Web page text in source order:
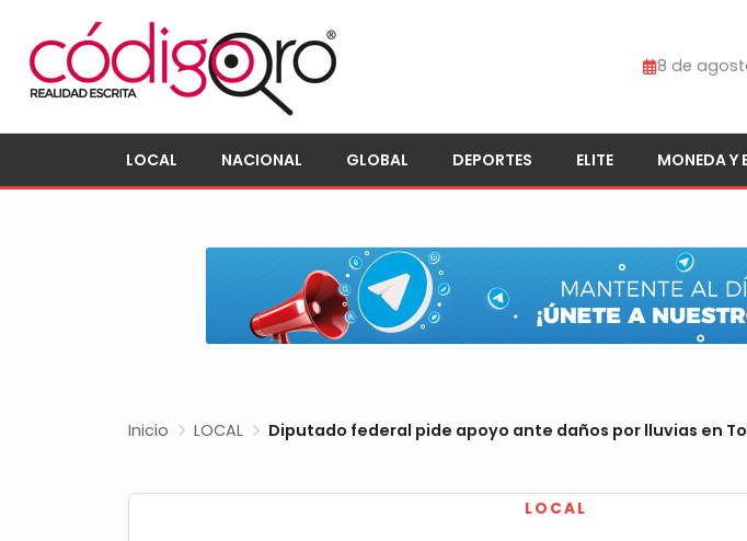
8 de
LOCAL NACIONAL GLOBAL DEPORTES ELITE MONEDA Y
Inicio LOCAL Diputado federal pide apoyo ante daños por lluvias en
LOCAL